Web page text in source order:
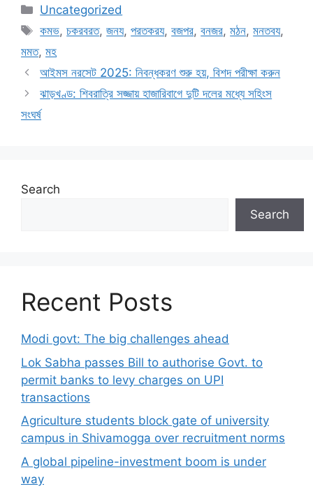
Categories
Uncategorized
Tags
কমভ,চকরবরত,জনয,পরতকরয,বজপর,বনজর,মঠন,মনতবয,
মমত, মহ
আইমস নরসেট 2025: নিবন্ধকরণ শুরু হয়, বিশদ পরীক্ষা করুন
ঝাড়খণ্ড: শিবরাত্রি সজ্জায় হাজারিবাগে দুটি দলের মধ্যে সহিংস
সংঘর্ষ
Search
Search
Recent Posts
Modi govt: The big challenges ahead
Lok Sabha passes Bill to authorise Govt. to
permit banks to levy charges on UPI
transactions
Agriculture students block gate of university
campus in Shivamogga over recruitment norms
A global pipeline-investment boom is under
way